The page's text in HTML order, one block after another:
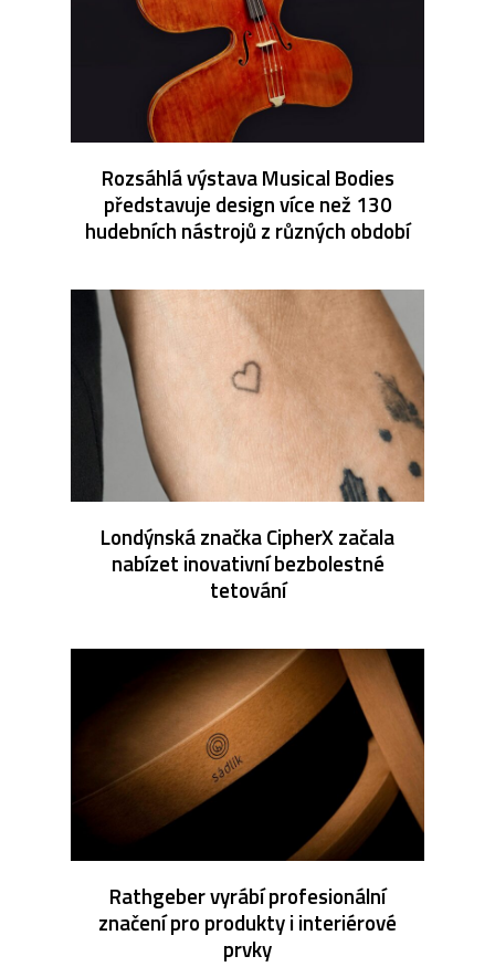
Rozsáhlá výstava Musical Bodies
představuje design více než 130
hudebních nástrojů z různých období
Londýnská značka CipherX začala
nabízet inovativní bezbolestné
tetování
Rathgeber vyrábí profesionální
značení pro produkty i interiérové
prvky